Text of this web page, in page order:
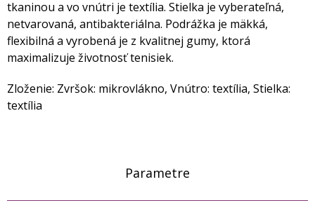
tkaninou a vo vnútri je textília. Stielka je vyberateľná,
netvarovaná, antibakteriálna. Podrážka je mäkká,
flexibilná a vyrobená je z kvalitnej gumy, ktorá
maximalizuje životnosť tenisiek.
Zloženie: Zvršok: mikrovlákno, Vnútro: textília, Stielka:
textília
Parametre